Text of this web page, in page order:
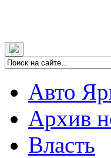
Авто
Архив
Власть